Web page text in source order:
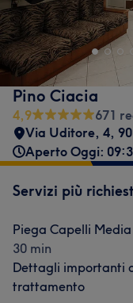
Pino Ciacia
4,9
671
Via Uditore, 4,
Aperto Oggi:
Servizi più
Piega Capelli
30 min
Dettagli importanti
trattamento